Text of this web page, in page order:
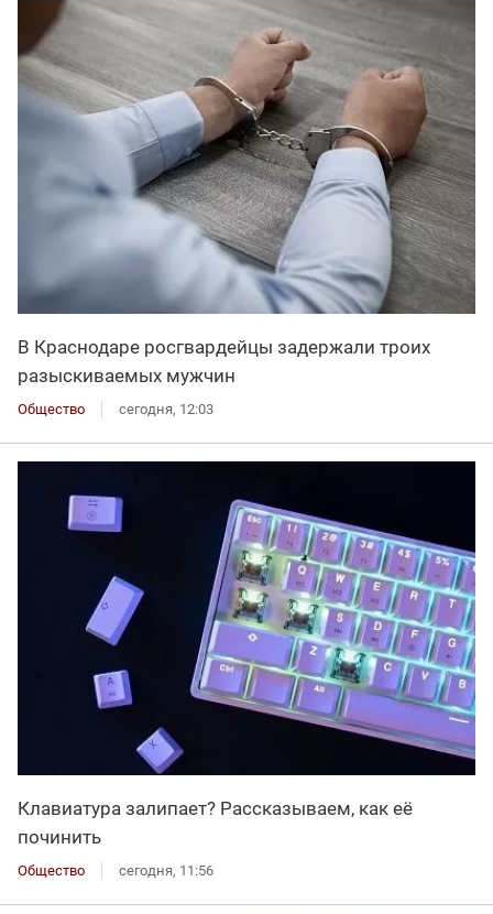
В Краснодаре росгвардейцы задержали троих
разыскиваемых мужчин
Общество сегодня, 12:03
Клавиатура залипает? Рассказываем, как её
починить
Общество сегодня, 11:56